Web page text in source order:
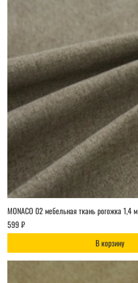
MONACO 02 мебельная ткань рогожка 1,4 м
599 ₽
В корзину